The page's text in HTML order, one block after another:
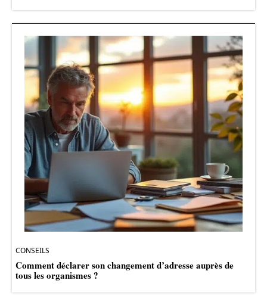
CONSEILS
Comment déclarer son changement d’adresse auprès de
tous les organismes ?